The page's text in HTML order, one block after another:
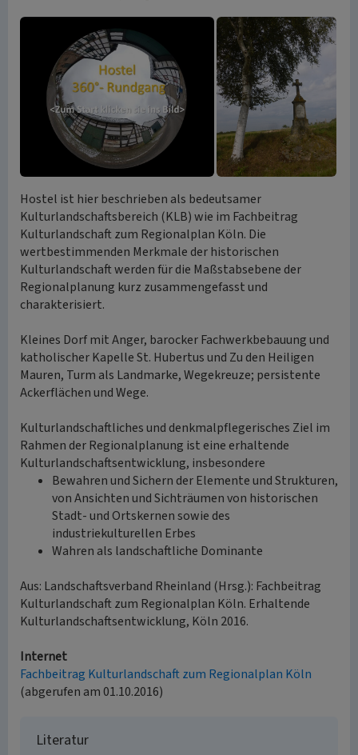
Hostel ist hier beschrieben als bedeutsamer
Kulturlandschaftsbereich (KLB) wie im Fachbeitrag
Kulturlandschaft zum Regionalplan Köln. Die
wertbestimmenden Merkmale der historischen
Kulturlandschaft werden für die Maßstabsebene der
Regionalplanung kurz zusammengefasst und
charakterisiert.
Kleines Dorf mit Anger, barocker Fachwerkbebauung und
katholischer Kapelle St. Hubertus und Zu den Heiligen
Mauren, Turm als Landmarke, Wegekreuze; persistente
Ackerflächen und Wege.
Kulturlandschaftliches und denkmalpflegerisches Ziel im
Rahmen der Regionalplanung ist eine erhaltende
Kulturlandschaftsentwicklung, insbesondere
Bewahren und Sichern der Elemente und Strukturen,
von Ansichten und Sichträumen von historischen
Stadt- und Ortskernen sowie des
industriekulturellen Erbes
Wahren als landschaftliche Dominante
Aus: Landschaftsverband Rheinland (Hrsg.): Fachbeitrag
Kulturlandschaft zum Regionalplan Köln. Erhaltende
Kulturlandschaftsentwicklung, Köln 2016.
Internet
Fachbeitrag Kulturlandschaft zum Regionalplan Köln
(abgerufen am 01.10.2016)
Literatur